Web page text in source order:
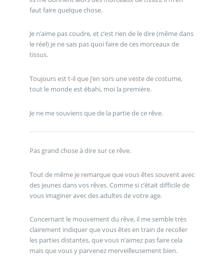
faut faire quelque chose.
Je n’aime pas coudre, et c’est rien de le dire (même dans
le réel) je ne sais pas quoi faire de ces morceaux de
tissus.
Toujours est t-il que j’en sors une veste de costume,
tout le monde est ébahi, moi la première.
Je ne me souviens que de la partie de ce rêve.
Pas grand chose à dire sur ce rêve.
Tout de même je remarque que vous êtes souvent avec
des jeunes dans vos rêves. Comme si c’était difficile de
vous imaginer avec des adultes de votre age.
Concernant le mouvement du rêve, il me semble très
clairement indiquer que vous êtes en train de recoller
les parties distantes, que vous n’aimez pas faire cela
mais que vous y parvenez merveilleusement bien.